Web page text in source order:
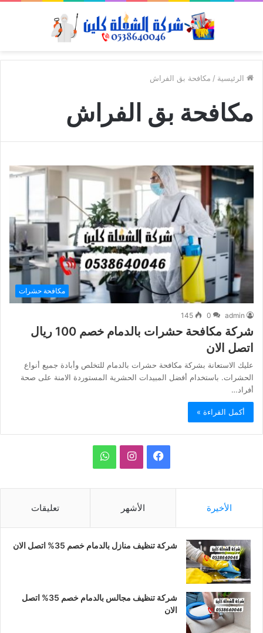
الرئيسية / مكافحة بق الفراش
مكافحة بق الفراش
مكافحة حشرات
admin
0
145
شركة مكافحة حشرات بالدمام خصم 100 ريال
اتصل الان
عليك الاستعانة بشركة مكافحة حشرات بالدمام للتخلص وأبادة جميع أنواع
الحشرات. باستخدام أفضل المبيدات الحشرية المستوردة الامنة على صحة
أفراد…
أكمل القراءة »
س
ب
و
ت
ق
ا
س
ا
الأخيرة الأشهر تعليقات
شركة تنظيف منازل بالدمام خصم 35% اتصل الان
شركة تنظيف مجالس بالدمام خصم 35% اتصل
الان